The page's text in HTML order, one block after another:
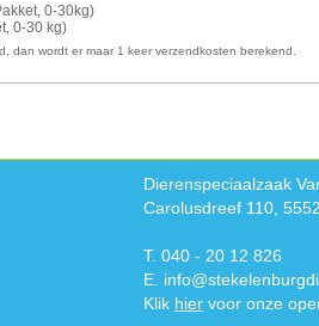
0-30kg)
0-30 kg)
dan wordt er maar 1 keer verzendkosten berekend.
Dierenspeciaalzaak
Carolusdreef 110,
T. 040 - 20 12 826
E.
Klik hier voor onze